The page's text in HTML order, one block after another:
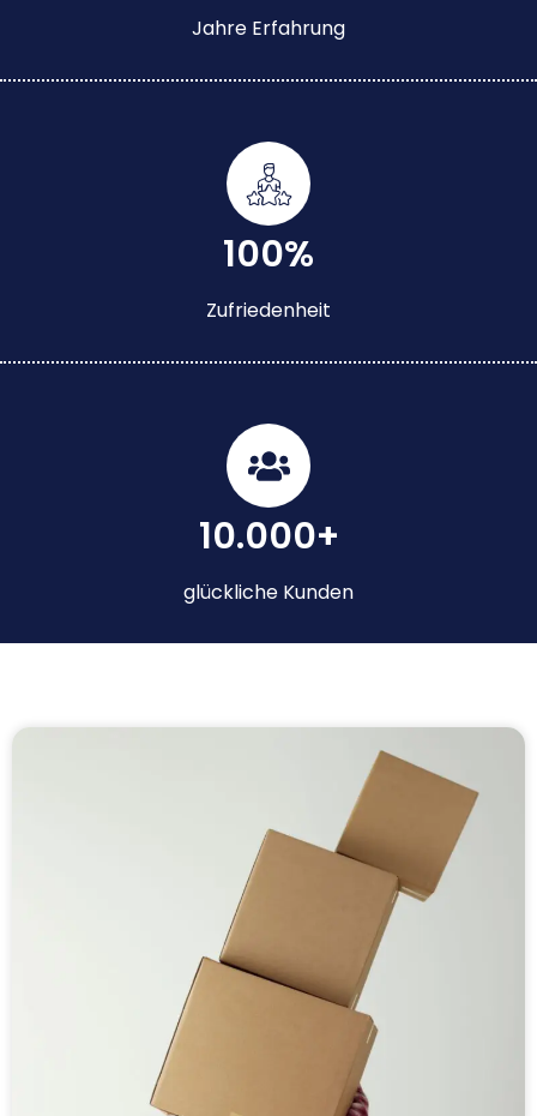
Jahre Erfahrung
100%
Zufriedenheit
10.000+
glückliche Kunden